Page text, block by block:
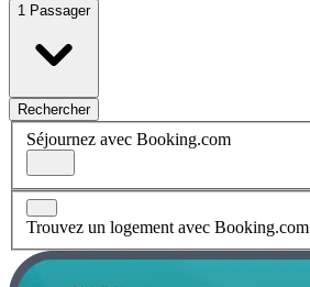
1 Passager
Rechercher
Séjournez avec Booking.com
Trouvez un logement avec Booking.com